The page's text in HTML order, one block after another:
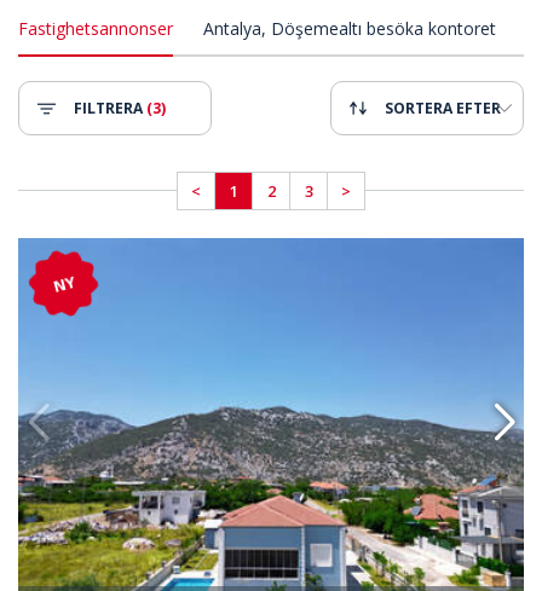
Fastighetsannonser Antalya, Döşemealtı besöka kontoret
FILTRERA (3) SORTERA EFTER
< 1 2 3 >
I Antalya Dosemealti 2
NY